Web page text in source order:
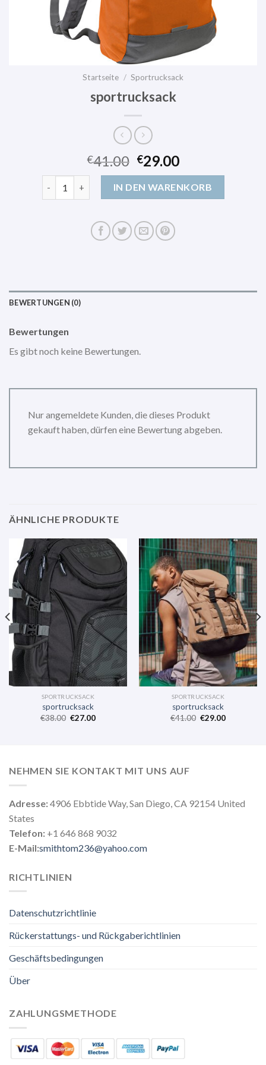
Startseite / Sportrucksack
sportrucksack
€41.00 €29.00
sportrucksack MengeIN DEN WARENKORB
BEWERTUNGEN (0)
Bewertungen
Es gibt noch keine Bewertungen.
Nur angemeldete Kunden, die dieses Produkt
gekauft haben, dürfen eine Bewertung abgeben.
ÄHNLICHE PRODUKTE
SPORTRUCKSACK
sportrucksack
€38.00 €27.00
SPORTRUCKSACK
sportrucksack
€41.00 €29.00
NEHMEN SIE KONTAKT MIT UNS AUF
Adresse:4906 Ebbtide Way, San Diego, CA 92154 United
States
Telefon: +1 646 868 9032
E-Mail:smithtom236@yahoo.com
RICHTLINIEN
Datenschutzrichtlinie
Rückerstattungs- und Rückgaberichtlinien
Geschäftsbedingungen
Über
ZAHLUNGSMETHODE